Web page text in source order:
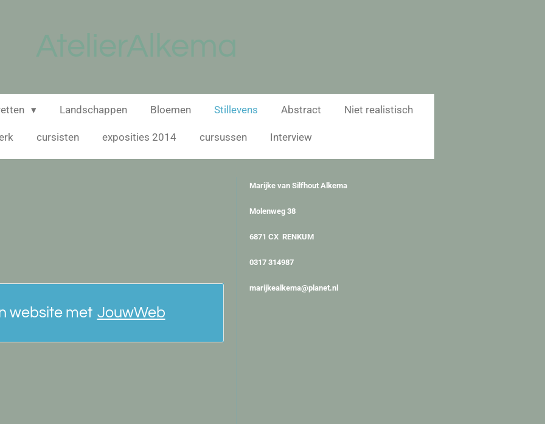
AtelierAlkema
Landschappen Bloemen Stillevens Abstract Niet realistisch
cursisten exposities 2014 cursussen Interview
website met JouwWeb
Marijke van Silfhout Alkema
Molenweg 38
6871 CX RENKUM
0317 314987
marijkealkema@planet.nl